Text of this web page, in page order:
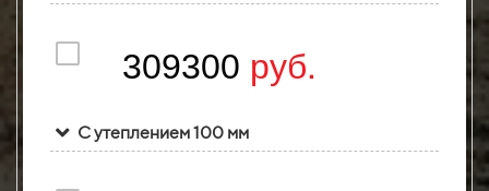
309300 руб.
С утеплением 100 мм